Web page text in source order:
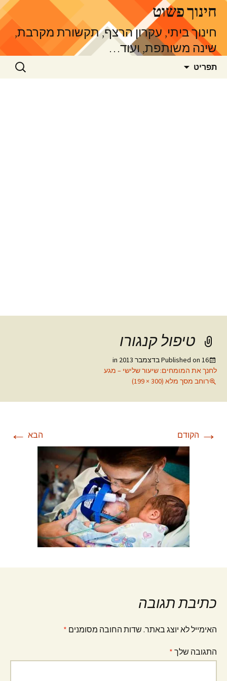
לדלג
לתוכןחינוך פשוט
חינוך ביתי, עקרון הרצף, תקשורת מקרבת,
שינה משותפת, ועוד…
תפריט חיפוש:
טיפול קנגורו
Published on 16 בדצמבר 2013
לחנך את המומחים: שיעור שלישי – מגע
רוחב מסך מלא (300 × 199)
→ הקודם הבא ←
כתיבת תגובה
האימייל לא יוצג באתר. שדות החובה מסומנים *
התגובה שלך *